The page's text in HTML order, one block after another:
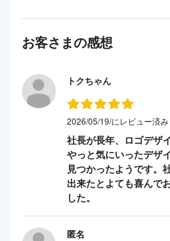
お客さまの感想
トクちゃん
2026/05/19/にレビュー済み
社長が長年、ロゴデザ
やっと気にいったデザ
見つかったようです。
出来たとよても喜んで
した。
匿名